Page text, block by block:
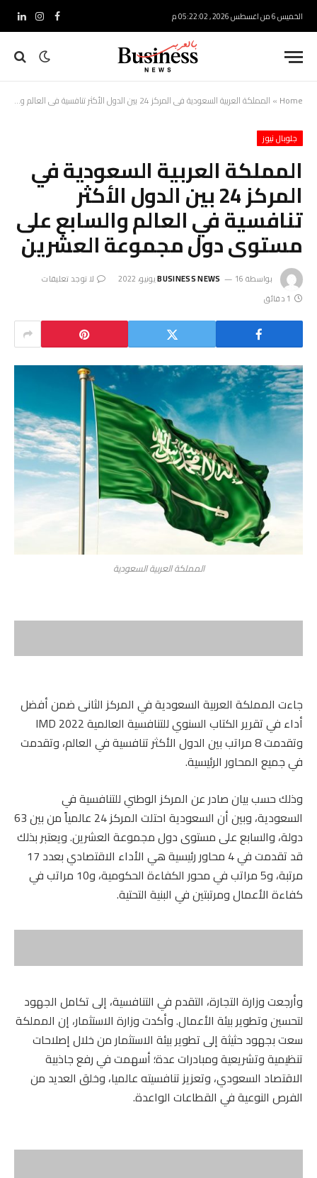
الخميس 6 من اغسطس 2026 , 05:22:03 م فيسبوكالانستغرام
Home
» المملكة العربية السعودية في المركز 24 بين الدول الأكثر تنافسية في العالم والسابع على مستوى دول مجموعة العشرين
جلوبال نيوز
المملكة العربية السعودية في
المركز 24 بين الدول الأكثر
تنافسية في العالم والسابع على
مستوى دول مجموعة العشرين
بواسطة BUSINESS NEWS 16 يونيو، 2022
لا توجد تعليقات
1 دقائق
المملكة العربية السعودية
جاءت المملكة العربية السعودية في المركز الثانى ضمن أفضل
أداء في تقرير الكتاب السنوي للتنافسية العالمية IMD 2022
وتقدمت 8 مراتب بين الدول الأكثر تنافسية في العالم، وتقدمت
في جميع المحاور الرئيسية.
وذلك حسب بيان صادر عن المركز الوطني للتنافسية في
السعودية، وبين أن السعودية احتلت المركز 24 عالمياً من بين 63
دولة، والسابع على مستوى دول مجموعة العشرين. ويعتبر بذلك
قد تقدمت في 4 محاور رئيسية هي الأداء الاقتصادي بعدد 17
مرتبة، و5 مراتب في محور الكفاءة الحكومية، و10 مراتب في
كفاءة الأعمال ومرتبتين في البنية التحتية.
وأرجعت وزارة التجارة، التقدم في التنافسية، إلى تكامل الجهود
لتحسين وتطوير بيئة الأعمال. وأكدت وزارة الاستثمار، إن المملكة
سعت بجهود حثيثة إلى تطوير بيئة الاستثمار من خلال إصلاحات
تنظيمية وتشريعية ومبادرات عدة؛ أسهمت في رفع جاذبية
الاقتصاد السعودي، وتعزيز تنافسيته عالميا، وخلق العديد من
الفرص النوعية في القطاعات الواعدة.